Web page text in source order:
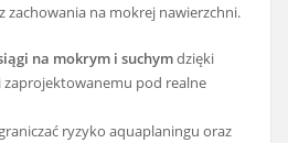
zachowania na mokrej nawierzchni.
na mokrym i suchymdzięki
zaprojektowanemu pod realne
ryzyko aquaplaningu oraz